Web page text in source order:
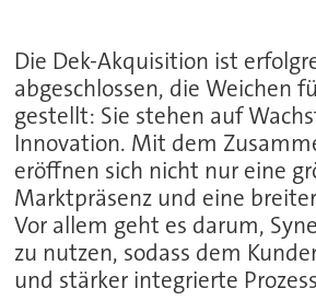
Die Dek-Akquisition ist
abgeschlossen, die Weichen
gestellt: Sie stehen auf
Innovation. Mit dem
eröffnen sich nicht nur eine
Marktpräsenz und eine
Vor allem geht es darum,
zu nutzen, sodass dem
und stärker integrierte